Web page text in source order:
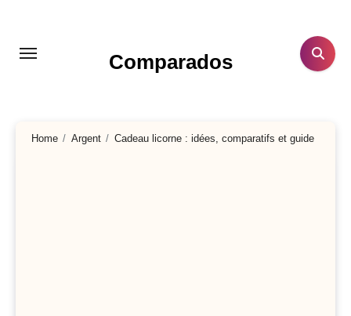
contenu
Comparados
Home Argent Cadeau licorne : idées, comparatifs et guide